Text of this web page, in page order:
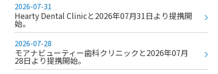
2026-07-31
Hearty Dental Clinicと2026年07⽉31⽇より提携開
始。
2026-07-28
モアナビューティー歯科クリニックと2026年07⽉
28⽇より提携開始。